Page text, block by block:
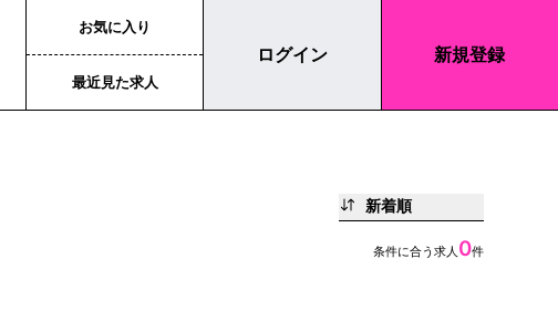
お気に入り
最近見た求人
ログイン 新規登録
新着順
条件に合う求人 0件